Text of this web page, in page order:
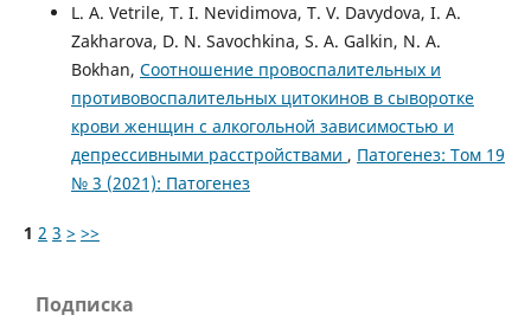
L. A. Vetrile, T. I. Nevidimova, T. V. Davydova, I. A.
Zakharova, D. N. Savochkina, S. A. Galkin, N. A.
Bokhan, Соотношение провоспалительных и
противовоспалительных цитокинов в сыворотке
крови женщин с алкогольной зависимостью и
депрессивными расстройствами , Патогенез: Том 19
№ 3 (2021): Патогенез
1 2 3 > >>
Подписка